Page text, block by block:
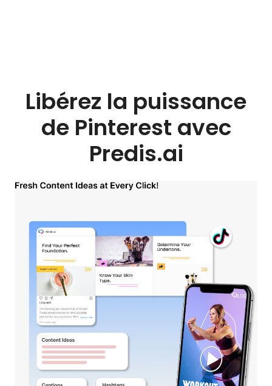
Libérez la puissance
de Pinterest avec
Predis.ai